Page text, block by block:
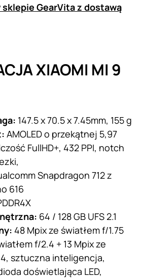
sklepie GearVita z dostawą
XIAOMI MI 9
147.5 x 70.5 x 7.45mm, 155 g
AMOLED o przekątnej 5,97
FullHD+, 432 PPI, notch
Snapdragon 712 z
616
64 / 128 GB UFS 2.1
48 Mpix ze światłem f/1.75
f/2.4 + 13 Mpix ze
sztuczna inteligencja,
doświetlająca LED,